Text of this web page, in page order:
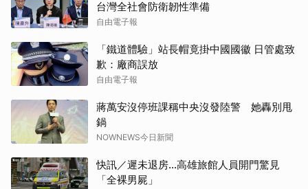
台灣全社會防衛韌性準備
自由電子報
「鐵道體驗」站長帽竟掛中國國徽 日管處致
歉：廠商誤放
自由電子報
蔣萬安沒停班課稱中央沒發陸警 她轟別甩
鍋
NOWNEWS今日新聞
快訊／遲未退房...高雄旅館人員開門驚見
「全裸男屍」